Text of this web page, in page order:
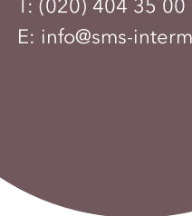
T:(020) 404 35 00
E: info@sms-